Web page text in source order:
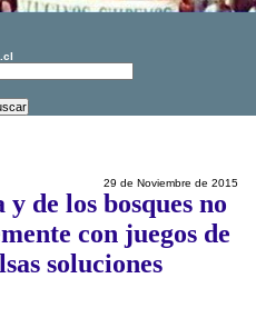
29 de Noviembre de 2015
de los bosques no
con juegos de
soluciones